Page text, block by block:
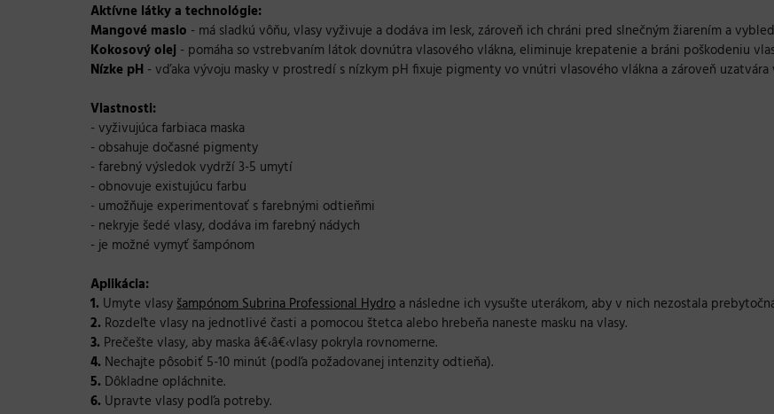
Aktívne látky a technológie:
Mangové maslo - má sladkú vôňu, vlasy vyživuje a dodáva im lesk, zároveň ich chráni pred slnečným žiarením a
Kokosový olej - pomáha so vstrebvaním látok dovnútra vlasového vlákna, eliminuje krepatenie a bráni poškodeniu
Nízke pH - vďaka vývoju masky v prostredí s nízkym pH fixuje pigmenty vo vnútri vlasového vlákna a zároveň
Vlastnosti:
- vyživujúca farbiaca maska
- obsahuje dočasné pigmenty
- farebný výsledok vydrží 3-5 umytí
- obnovuje existujúcu farbu
- umožňuje experimentovať s farebnými odtieňmi
- nekryje šedé vlasy, dodáva im farebný nádych
- je možné vymyť šampónom
Aplikácia:
1. Umyte vlasyšampónom Subrina Professional Hydro a následne ich vysušte uterákom, aby v nich nezostala
2. Rozdeľte vlasy na jednotlivé časti a pomocou štetca alebo hrebeňa naneste masku na vlasy.
3. Prečešte vlasy, aby maska â€‹â€‹vlasy pokryla rovnomerne.
4. Nechajte pôsobiť 5-10 minút (podľa požadovanej intenzity odtieňa).
5. Dôkladne opláchnite.
6. Upravte vlasy podľa potreby.